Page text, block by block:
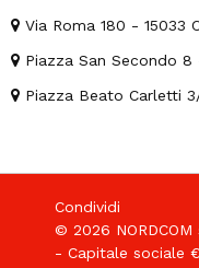
Via Roma 180 - 15033
Piazza San Secondo 8
Piazza Beato Carletti
Condividi
© 2026 NORDCOM
- Capitale sociale